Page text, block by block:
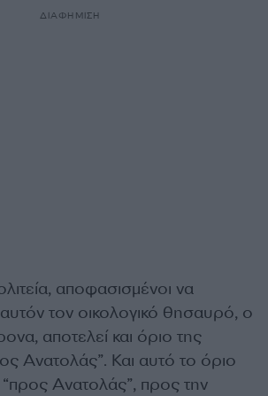
ΔΙΑΦΗΜΙΣΗ
αποφασισμένοι να
τον οικολογικό θησαυρό, ο
αποτελεί και όριο της
Ανατολάς”. Και αυτό το όριο
Ανατολάς”, προς την